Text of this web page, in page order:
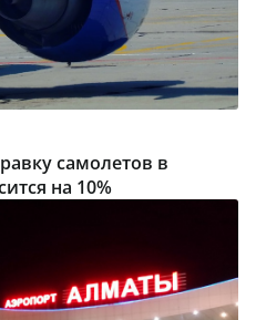
самолетов в
на 10%